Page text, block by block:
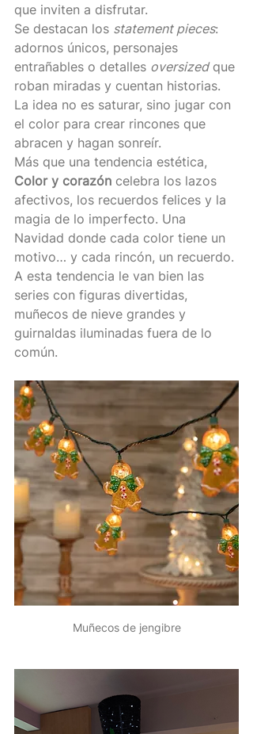
que inviten a disfrutar.
Se destacan los statement pieces:
adornos únicos, personajes
entrañables o detalles oversized que
roban miradas y cuentan historias.
La idea no es saturar, sino jugar con
el color para crear rincones que
abracen y hagan sonreír.
Más que una tendencia estética,
Color y corazón celebra los lazos
afectivos, los recuerdos felices y la
magia de lo imperfecto. Una
Navidad donde cada color tiene un
motivo… y cada rincón, un recuerdo.
A esta tendencia le van bien las
series con figuras divertidas,
muñecos de nieve grandes y
guirnaldas iluminadas fuera de lo
común.
Muñecos de jengibre